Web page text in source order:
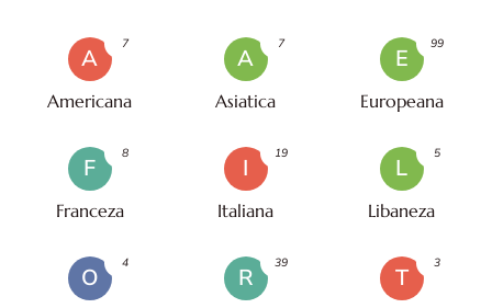
A
Americana
7
A
Asiatica
7
E
Europeana
99
F
Franceza
8
I
Italiana
19
L
Libaneza
5
O
4
R
39
T
3